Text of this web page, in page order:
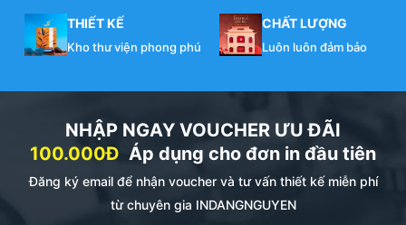
THIẾT KẾ
Kho thư viện phong phú
CHẤT LƯỢNG
Luôn luôn đảm bảo
NHẬP NGAY VOUCHER ƯU ĐÃI
100.000Đ Áp dụng cho đơn in đầu tiên
Đăng ký email để nhận voucher và tư vấn thiết kế miễn phí
từ chuyên gia INDANGNGUYEN